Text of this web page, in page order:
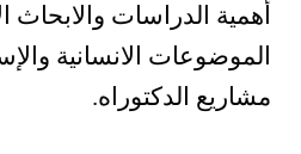
أهمية الدراسات والابحاث
الموضوعات الانسانية
مشاريع الدكتوراه.